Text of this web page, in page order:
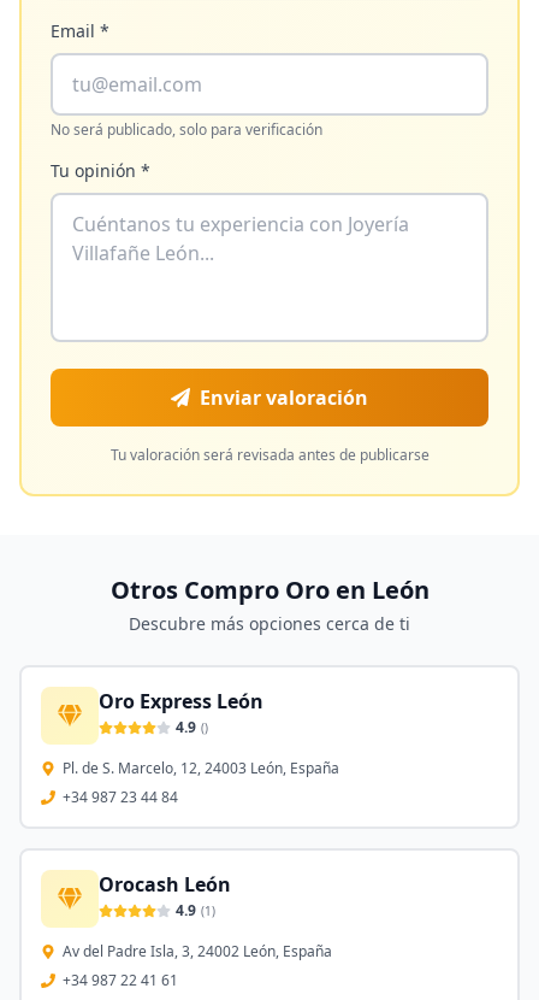
Email *
No será publicado, solo para verificación
Tu opinión *
Enviar valoración
Tu valoración será revisada antes de publicarse
Otros Compro Oro en León
Descubre más opciones cerca de ti
Oro Express León
4.9 ()
Pl. de S. Marcelo, 12, 24003 León, España
+34 987 23 44 84
Orocash León
4.9 (1)
Av del Padre Isla, 3, 24002 León, España
+34 987 22 41 61